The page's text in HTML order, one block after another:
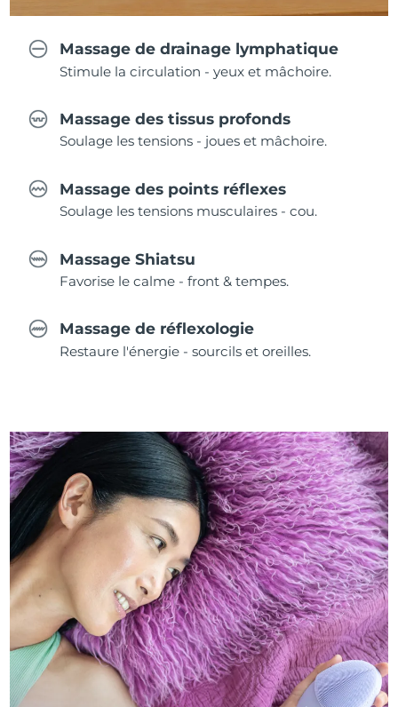
Massage de drainage lymphatique
Stimule la circulation - yeux et mâchoire.
Massage des tissus profonds
Soulage les tensions - joues et mâchoire.
Massage des points réflexes
Soulage les tensions musculaires - cou.
Massage Shiatsu
Favorise le calme - front & tempes.
Massage de réflexologie
Restaure l'énergie - sourcils et oreilles.